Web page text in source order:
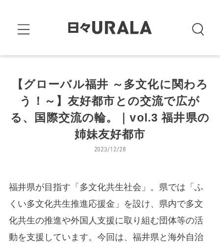
【グローバル福井 ～多文化に関わろ
う！～】友好都市との交流で広が
る、国際交流の輪。｜vol.3 福井県の
姉妹友好都市
2023/12/28
福井県が目指す「多文化共生社会」。県では「ふ
くい多文化共生推進応援金」を設け、県内で多文
化共生の推進や外国人支援に取り組む団体等の活
動を支援しています。今回は、福井県と海外自治